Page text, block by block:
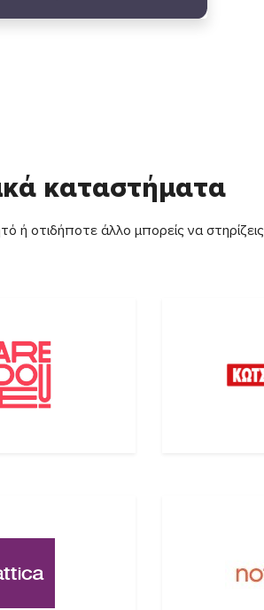
καταστήματα
ή οτιδήποτε άλλο μπορείς να στηρίζεις